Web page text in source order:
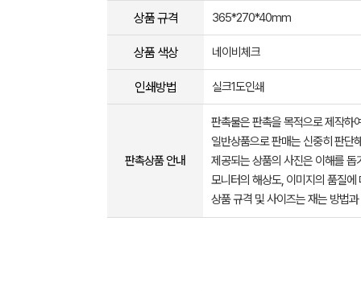
상품 규격 365*270*40mm
상품 색상 네이비체크
인쇄방법 실크1도인쇄
판촉상품 안내
판촉물은 판촉을 목적으로 제작하
일반상품으로 판매는 신중히 판단
제공되는 상품의 사진은 이해를
모니터의 해상도, 이미지의 품질
상품 규격 및 사이즈는 재는 방법